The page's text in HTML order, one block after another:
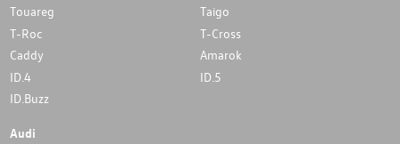
Touareg
Taigo
T-Roc
T-Cross
Caddy
Amarok
ID.4
ID.5
ID.Buzz
Audi